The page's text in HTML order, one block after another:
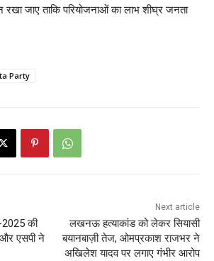
रखा जाए ताकि परियोजनाओं का लाभ शीघ्र जनता
Party
2025 की
और एसपी ने
Next article
लखनऊ हत्याकांड को लेकर सियासी
बयानबाज़ी तेज, ओमप्रकाश राजभर ने
अखिलेश यादव पर लगाए गंभीर आरोप